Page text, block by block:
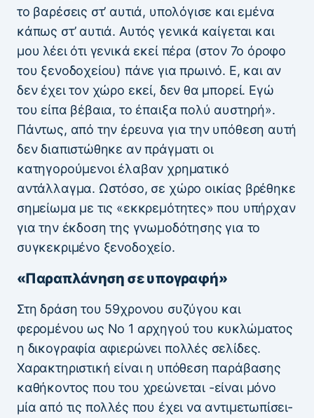
το βαρέσεις στ’ αυτιά, υπολόγισε και εμένα
κάπως στ’ αυτιά. Αυτός γενικά καίγεται και
μου λέει ότι γενικά εκεί πέρα (στον 7ο όροφο
του ξενοδοχείου) πάνε για πρωινό. Ε, και αν
δεν έχει τον χώρο εκεί, δεν θα μπορεί. Εγώ
του είπα βέβαια, το έπαιξα πολύ αυστηρή».
Πάντως, από την έρευνα για την υπόθεση αυτή
δεν διαπιστώθηκε αν πράγματι οι
κατηγορούμενοι έλαβαν χρηματικό
αντάλλαγμα. Ωστόσο, σε χώρο οικίας βρέθηκε
σημείωμα με τις «εκκρεμότητες» που υπήρχαν
για την έκδοση της γνωμοδότησης για το
συγκεκριμένο ξενοδοχείο.
«Παραπλάνηση σε υπογραφή»
Στη δράση του 59χρονου συζύγου και
φερομένου ως Νο 1 αρχηγού του κυκλώματος
η δικογραφία αφιερώνει πολλές σελίδες.
Χαρακτηριστική είναι η υπόθεση παράβασης
καθήκοντος που του χρεώνεται -είναι μόνο
μία από τις πολλές που έχει να αντιμετωπίσει-